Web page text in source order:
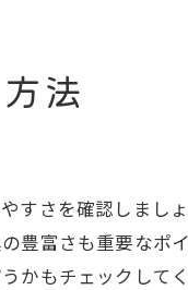
法
すさを確認しましょ
豊富さも重要なポ
かもチェックして